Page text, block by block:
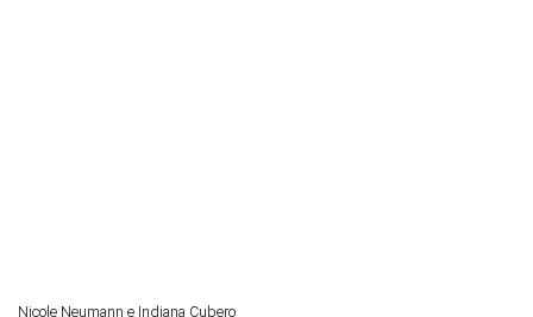
Nicole Neumann e Indiana Cubero